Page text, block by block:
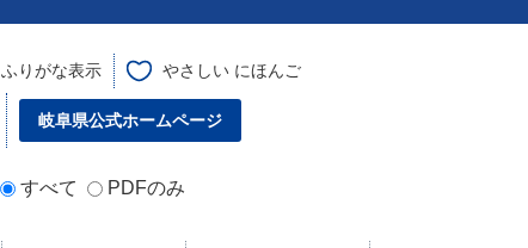
ふりがな表示 やさしい にほんご
岐阜県公式ホームページ
すべて PDFのみ